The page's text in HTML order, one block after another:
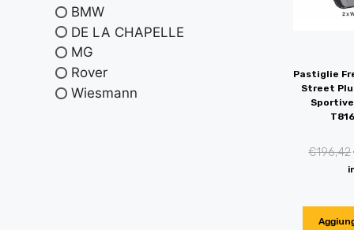
BMW
DE LA CHAPELLE
MG
Rover
Wiesmann
Pastiglie
Street
€196,42